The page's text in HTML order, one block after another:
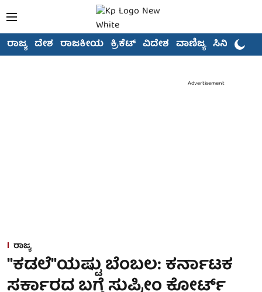
ರಾಜ್ಯ ದೇಶ ರಾಜಕೀಯ ಕ್ರಿಕೆಟ್ ವಿದೇಶ ವಾಣಿಜ್ಯ ಸಿನಿಮಾ
Advertisement
ರಾಜ್ಯ
"ಕಡಲೆ"ಯಷ್ಟು ಬೆಂಬಲ: ಕರ್ನಾಟಕ